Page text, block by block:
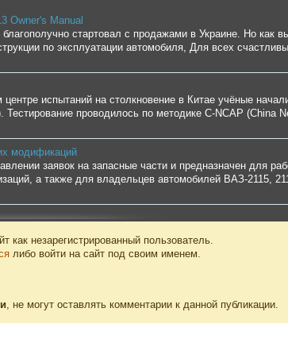
Owner's Manual
стартовал с продажами в Украине. Но как
по эксплуатации автомобиля, Для всех
испытаний на столкновение в Китае учёные
проводилось по методике C-NCAP (China
модификаций
заявок на запасные части и предназначен для
а также для владельцев автомобилей ВАЗ-2115,
незарегистрированный пользователь.
либо войти на сайт под своим именем.
, не могут оставлять комментарии к данной публикации.